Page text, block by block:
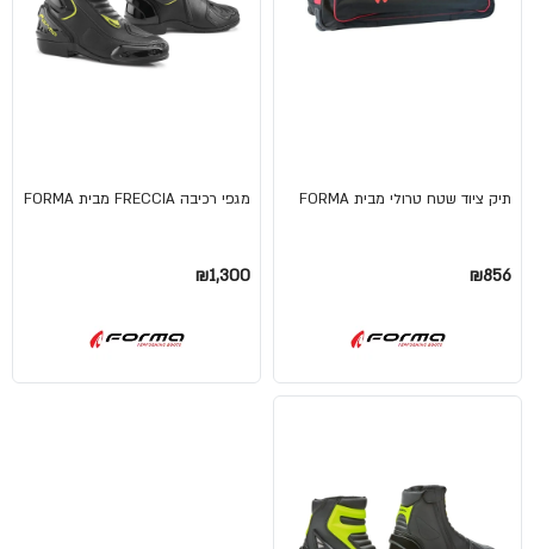
תיק ציוד שטח טרולי מבית FORMA
₪856
מגפי רכיבה FRECCIA מבית FORMA
₪1,300